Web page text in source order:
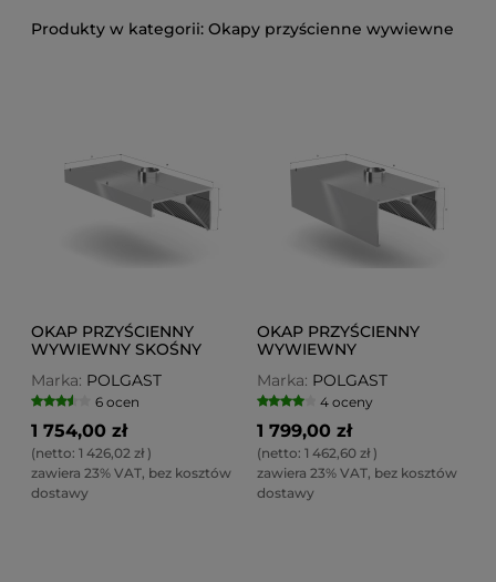
Okapy przyścienne wywiewne
OKAP PRZYŚCIENNY
WYWIEWNY SKOŚNY
Marka: POLGAST
6 ocen
1 754,00 zł
(netto: 1 426,02 zł)
zawiera 23% VAT, bez kosztów
dostawy
OKAP PRZYŚCIENNY
WYWIEWNY
Marka: POLGAST
4 oceny
1 799,00 zł
(netto: 1 462,60 zł)
zawiera 23% VAT, bez kosztów
dostawy